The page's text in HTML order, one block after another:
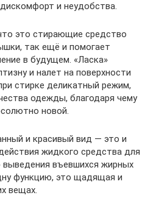
и неудобства.
это стирающие средство
так ещё и помогает
в будущем. «Ласка»
и налет на поверхности
стирке деликатный режим,
одежды, благодаря чему
новой.
и красивый вид — это и
жидкого средства для
въевшихся жирных
функцию, это щадящая и
вещах.